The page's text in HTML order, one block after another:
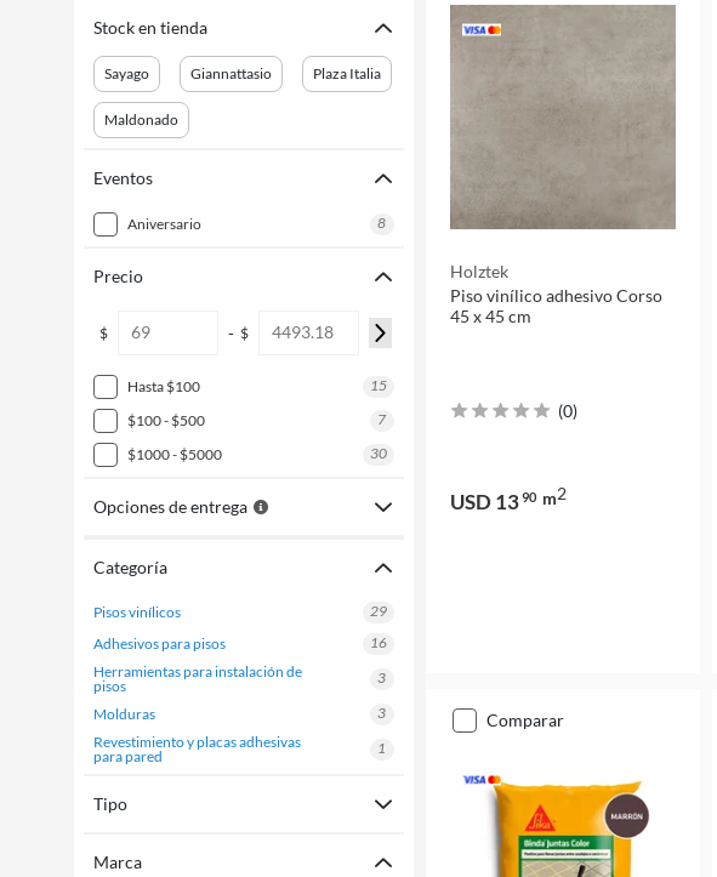
Stock en tienda
Sayago Giannattasio Plaza Italia
Maldonado
Eventos
aniversario 8
Precio
$ - $
hasta $100
15
$100 - $500
7
$1000 - $5000
30
Opciones de entrega
Categoría
pisos vinílicos
29
adhesivos para pisos
16
herramientas para instalación de
pisos
3
molduras
3
revestimiento y placas adhesivas
para pared
1
Tipo
Marca
Holztek
Piso vinílico adhesivo Corso
45 x 45 cm
(0)
USD 1390 m2
comparar